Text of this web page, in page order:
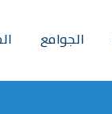
الجوامع